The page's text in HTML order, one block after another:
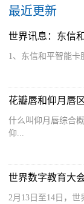
最近更新
1、东信和平智能卡
花瓣唇和仰月唇
什么叫仰月唇综合
仰...
2月13日至14日，